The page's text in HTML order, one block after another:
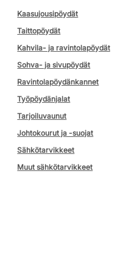
Kaasujousipöydät
Taittopöydät
Kahvila- ja ravintolapöydät
Sohva- ja sivupöydät
Ravintolapöydänkannet
Työpöydänjalat
Tarjoiluvaunut
Johtokourut ja -suojat
Sähkötarvikkeet
Muut sähkötarvikkeet